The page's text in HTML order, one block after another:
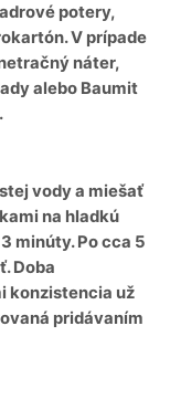
potery,
V prípade
náter,
alebo Baumit
vody a miešať
na hladkú
minúty. Po cca 5
Doba
konzistencia už
pridávaním